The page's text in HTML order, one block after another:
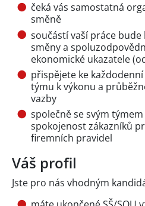
čeká vás samostatná
směně
součástí vaší práce
směny a
ekonomické ukazatele
přispějete ke
týmu k výkonu a
vazby
společně se svým
spokojenost zákazníků
firemních pravidel
Váš profil
Jste pro nás vhodným